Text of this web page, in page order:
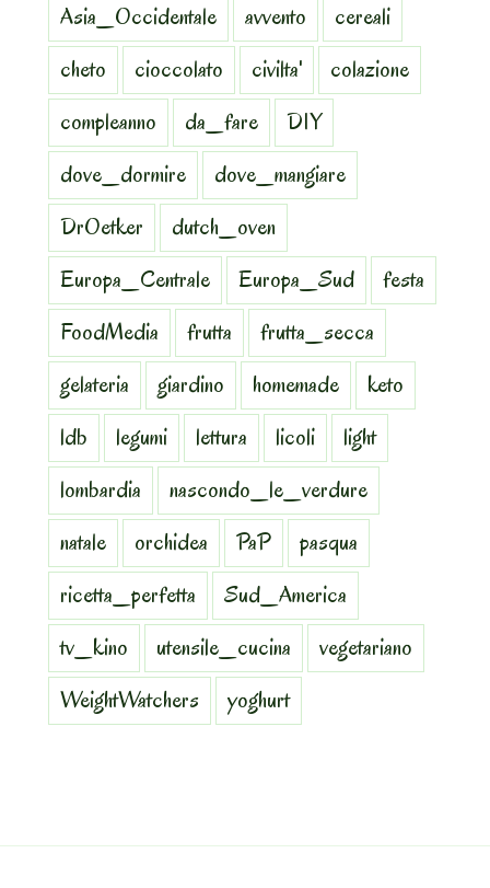
Asia_Occidentale
avvento
cereali
cheto
cioccolato civilta'
colazione
compleanno
da_fare
DIY
dove_dormire
dove_mangiare
DrOetker
dutch_oven
Europa_Centrale
Europa_Sud
festa
FoodMedia
frutta
frutta_secca
gelateria
giardino homemade
keto
ldb
legumi lettura licoli
light
lombardia
nascondo_le_verdure
natale
orchidea PaP
pasqua
ricetta_perfetta
Sud_America
tv_kino
utensile_cucina
vegetariano
WeightWatchers
yoghurt